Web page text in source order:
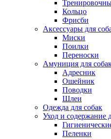
Кольцо
Фрисби
Аксессуары для
Миски
Поилки
Переноски
Амуниция для
Адресник
Ошейник
Поводки
Шлеи
Одежда для собак
Уход и содержание
Пеленки